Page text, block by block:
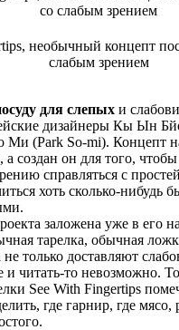
необычный концепт
слабым зрением
для слепых и
дизайнеры Кы Ын
(Park So-mi). Концепт
, а создан он для того,
справляться с
хоть сколько-нибудь
заложена уже в его
тарелка, обычная
только доставляют
читать-то невозможно.
See With Fingertips
где гарнир, где